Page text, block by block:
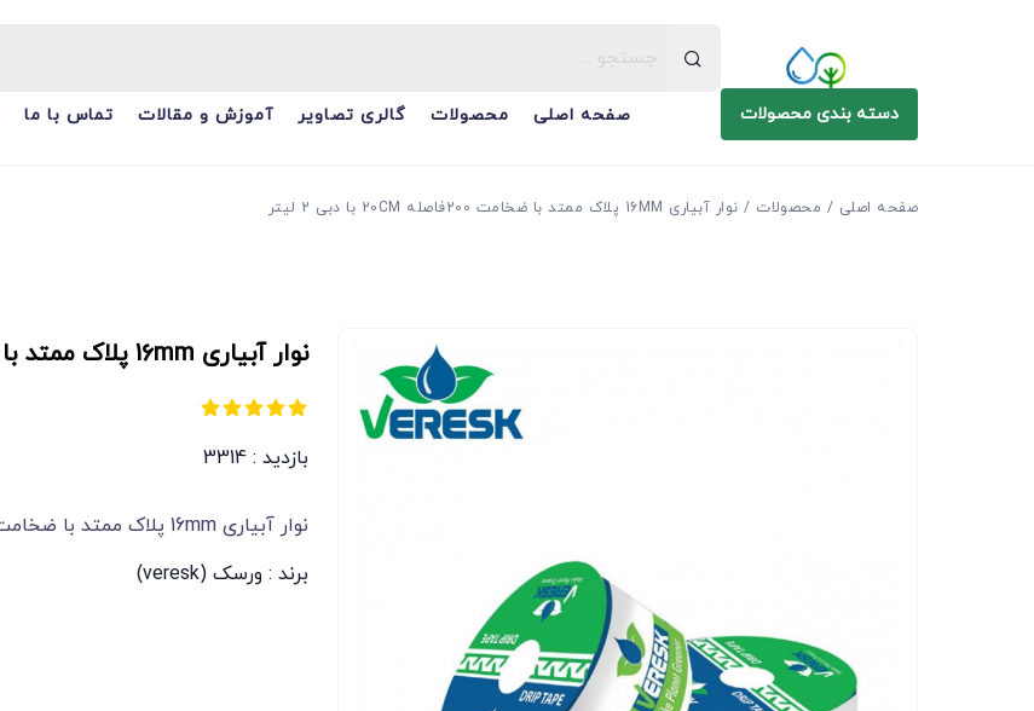
دسته بندی محصولات صفحه اصلی محصولات گالری تصاویر آموزش و مقالات تماس با ما
صفحه اصلی محصولات نوار آبیاری 16MM پلاک ممتد با ضخامت 200فاصله 20CM با دبی 2 لیتر
نوار آبیاری 16mm پلاک ممتد با ضخامت 200فاصله 20cm با دبی 2 لیتر
بازدید : 3314
نوار آبیاری 16mm پلاک ممتد با ضخامت 200فاصله 20cm با دبی 2 لیتر
برند : ورسک (veresk)